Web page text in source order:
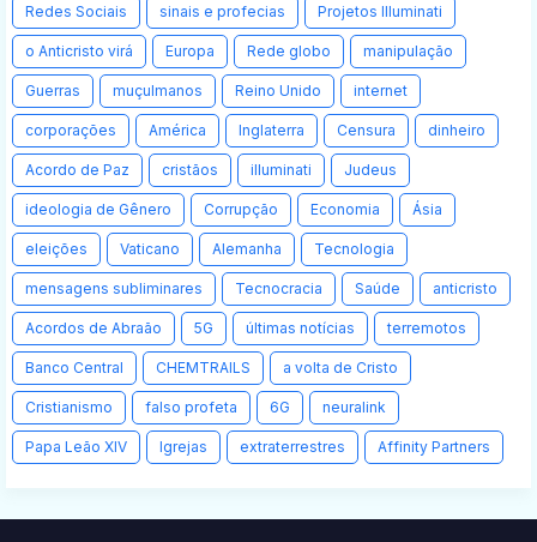
Redes Sociais sinais e profecias Projetos Illuminati
o Anticristo virá Europa Rede globo manipulação
Guerras muçulmanos Reino Unido internet
corporações América Inglaterra Censura dinheiro
Acordo de Paz cristãos illuminati Judeus
ideologia de Gênero Corrupção Economia Ásia
eleições Vaticano Alemanha Tecnologia
mensagens subliminares Tecnocracia Saúde anticristo
Acordos de Abraão 5G últimas notícias terremotos
Banco Central CHEMTRAILS a volta de Cristo
Cristianismo falso profeta 6G neuralink
Papa Leão XIV Igrejas extraterrestres Affinity Partners